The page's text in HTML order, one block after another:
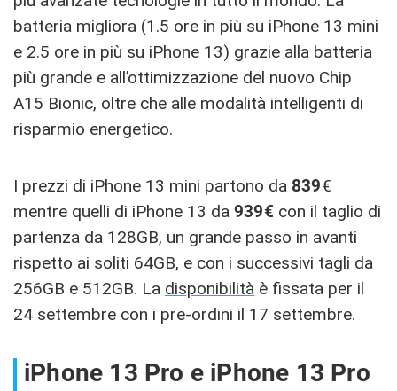
batteria migliora (1.5 ore in più su iPhone 13 mini
e 2.5 ore in più su iPhone 13) grazie alla batteria
più grande e all’ottimizzazione del nuovo Chip
A15 Bionic, oltre che alle modalità intelligenti di
risparmio energetico.
I prezzi di iPhone 13 mini partono da 839€
mentre quelli di iPhone 13 da 939€ con il taglio di
partenza da 128GB, un grande passo in avanti
rispetto ai soliti 64GB, e con i successivi tagli da
256GB e 512GB. La disponibilità è fissata per il
24 settembre con i pre-ordini il 17 settembre.
iPhone 13 Pro e iPhone 13 Pro